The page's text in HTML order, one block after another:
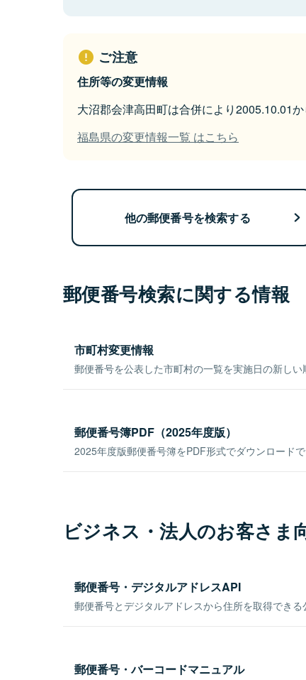
ご注意
住所等の変更情報
大沼郡会津高田町は合併により2005.10.01
福島県の変更情報一覧 はこちら
他の郵便番号を検索する
郵便番号検索に関する情報
市町村変更情報
郵便番号を公表した市町村の一覧を実施日の新しい
郵便番号簿PDF（2025年度版）
2025年度版郵便番号簿をPDF形式でダウンロードで
ビジネス・法人のお客さま
郵便番号・デジタルアドレスAPI
郵便番号とデジタルアドレスから住所を取得できる
郵便番号・バーコードマニュアル